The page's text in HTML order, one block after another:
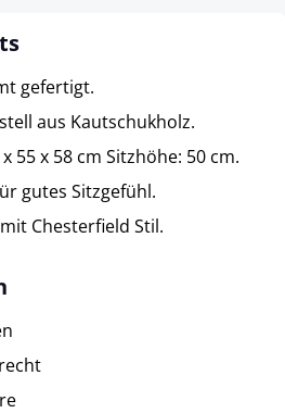
gefertigt.
aus Kautschukholz.
55 x 58 cm Sitzhöhe: 50 cm.
gutes Sitzgefühl.
Chesterfield Stil.